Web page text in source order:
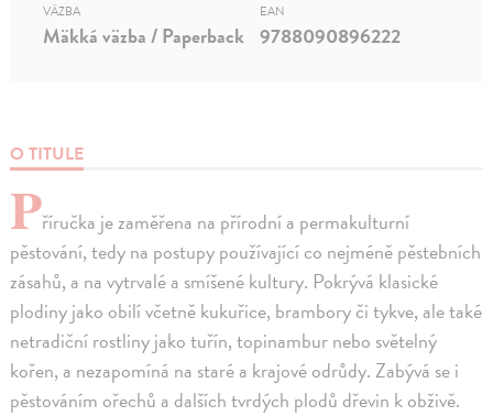
O TITULE
Příručka je zaměřena na přírodní a permakulturní
pěstování, tedy na postupy používající co nejméně pěstebních
zásahů, a na vytrvalé a smíšené kultury. Pokrývá klasické
plodiny jako obilí včetně kukuřice, brambory či tykve, ale také
netradiční rostliny jako tuřín, topinambur nebo světelný
kořen, a nezapomíná na staré a krajové odrůdy. Zabývá se i
pěstováním ořechů a dalších tvrdých plodů dřevin k obživě.
VÄZBA
Mäkká väzba / Paperback
EAN
9788090896222